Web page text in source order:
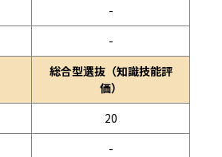
-
-
総合型選抜（知識技能評
価）
20
-